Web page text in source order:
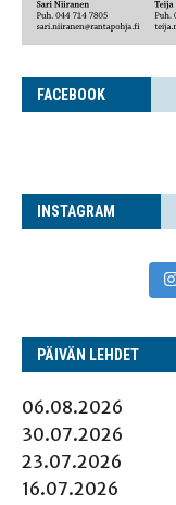
FACE­BOOK
INS­TA­GRAM
PÄI­VÄN LEHDET
06.08.2026
30.07.2026
23.07.2026
16.07.2026